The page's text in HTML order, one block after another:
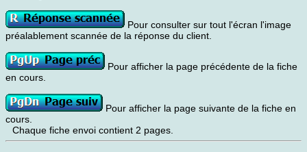
Pour consulter sur tout l'écran l'image
préalablement scannée de la réponse du client.
Pour afficher la page précédente de la fiche
en cours.
Pour afficher la page suivante de la fiche en
cours.
Chaque fiche envoi contient 2 pages.